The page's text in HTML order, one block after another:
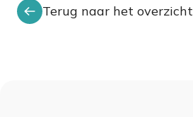
Terug naar het overzicht